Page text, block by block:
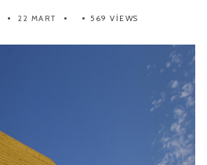
22 MART 569 VIEWS